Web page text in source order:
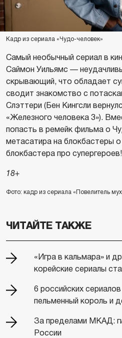
Кадр из сериала «Чудо-человек»
Самый необычный сериал в
Саймон Уильямс —
скрывающий, что обладает
сводит знакомство с
Слэттери (Бен Кингсли
«Железного человека 3»).
попасть в ремейк фильма о
метасатира на блокбастеры
блокбастера про супергероев!
18+
Фото: кадр из сериала «Повелитель
ЧИТАЙТЕ ТАКЖЕ
«Игра в кальмара» и
корейские сериалы
6 российских
пельменный король и
За пределами МКАД:
России